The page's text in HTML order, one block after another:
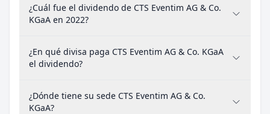
¿Cuál fue el dividendo de CTS Eventim AG & Co.
KGaA en 2022?
¿En qué divisa paga CTS Eventim AG & Co. KGaA
el dividendo?
¿Dónde tiene su sede CTS Eventim AG & Co.
KGaA?